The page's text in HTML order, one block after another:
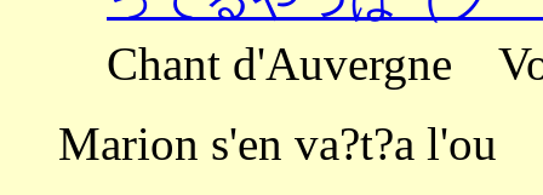
Chant d'Auvergne
Marion s'en va?t?a l'ou